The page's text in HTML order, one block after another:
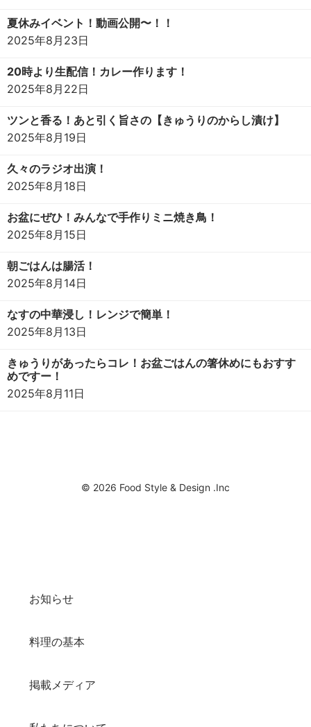
夏休みイベント！動画公開〜！！
2025年8月23日
20時より生配信！カレー作ります！
2025年8月22日
ツンと香る！あと引く旨さの【きゅうりのからし漬け】
2025年8月19日
久々のラジオ出演！
2025年8月18日
お盆にぜひ！みんなで手作りミニ焼き鳥！
2025年8月15日
朝ごはんは腸活！
2025年8月14日
なすの中華浸し！レンジで簡単！
2025年8月13日
きゅうりがあったらコレ！お盆ごはんの箸休めにもおすす
めですー！
2025年8月11日
© 2026 Food Style & Design .Inc
お知らせ
料理の基本
掲載メディア